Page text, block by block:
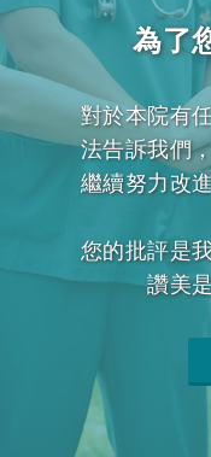
為了
對於本院有
法告訴我們
繼續努力改
您的批評是
讚美